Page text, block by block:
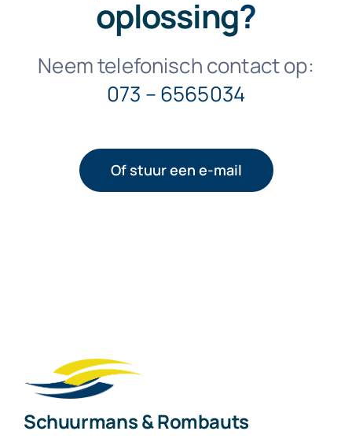
oplossing?
Neem telefonisch contact op:
073 – 6565034
Of stuur een e-mail
Schuurmans & Rombauts